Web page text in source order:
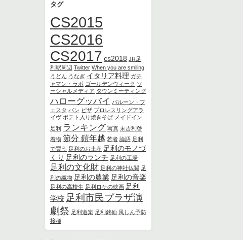
タグ
CS2015
CS2016
CS2017 cs2018 JR足
利駅周辺 Twitter When you are smiling
うどん うなぎ イタリア料理 ガチ
ャマン・ラボ ゴールデンウィーク ソ
ーシャルメディア タウンミーティング
ハローグッバイ バルーン・フ
ェスタ パン ピザ プロレスリングアラ
イヴ ポテト入り焼きそば メイドイン
足利 ランキング 写真 末吉利啓
着物 節分 鎧年越 若者 論語 足利
で買う 足利のお土産 足利のモノづ
くり 足利のランチ 足利の工場
足利の文化財 足利の神社仏閣 足
利の織物 足利の農業 足利の音楽
足利の高校生 足利ロケの映画 足利
学校 足利市民プラザ演
劇祭 足利道楽 足利銘仙 風しん予防
接種